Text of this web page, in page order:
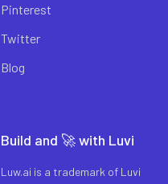
Pinterest
Twitter
Blog
Build and 🚀 with Luvi
Luw.ai is a trademark of Luvi